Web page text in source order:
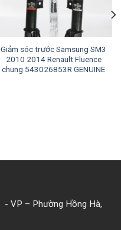
Giảm sóc trước Samsung SM3
2010 2014 Renault Fluence
chung 543026853R GENUINE
- VP – Phường Hồng Hà,